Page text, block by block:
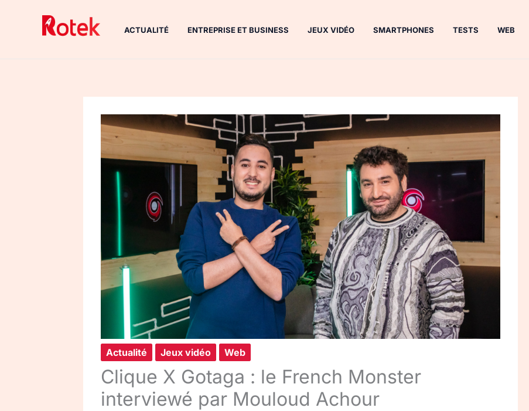
ACTUALITÉ ENTREPRISE ET BUSINESS JEUX VIDÉO SMARTPHONES TESTS WEB
Actualité Jeux vidéo Web
Clique X Gotaga : le French Monster
interviewé par Mouloud Achour